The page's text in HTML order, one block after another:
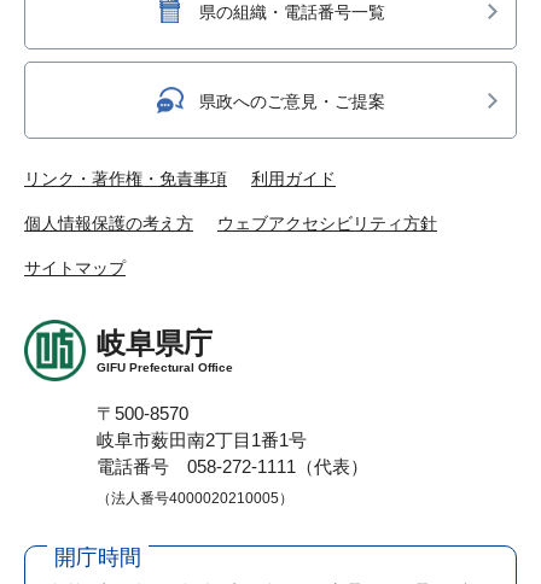
県の組織・電話番号一覧
県政へのご意見・ご提案
リンク・著作権・免責事項 利用ガイド
個人情報保護の考え方 ウェブアクセシビリティ方針
サイトマップ
岐阜県庁
GIFU Prefectural Office
〒500-8570
岐阜市薮田南2丁目1番1号
電話番号 058-272-1111（代表）
（法人番号4000020210005）
開庁時間